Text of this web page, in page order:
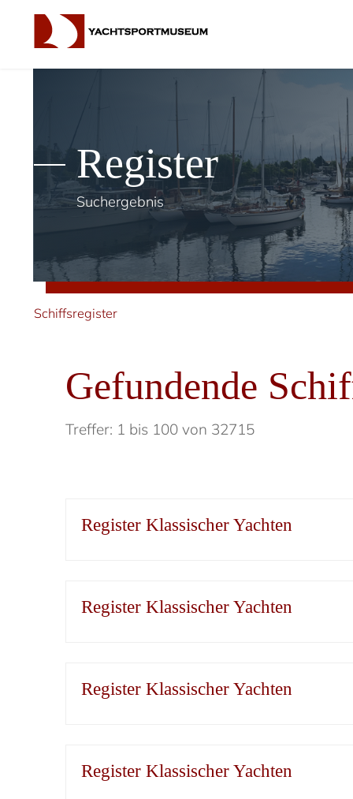
Register
Suchergebnis
Schiffsregister
Gefundende
Treffer: 1 bis 100 von 32715
Register Klassischer Yachten
Register Klassischer Yachten
Register Klassischer Yachten
Register Klassischer Yachten